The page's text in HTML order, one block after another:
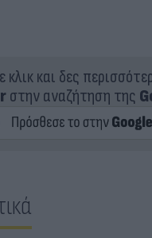
κλικ και δες
στην αναζήτηση της